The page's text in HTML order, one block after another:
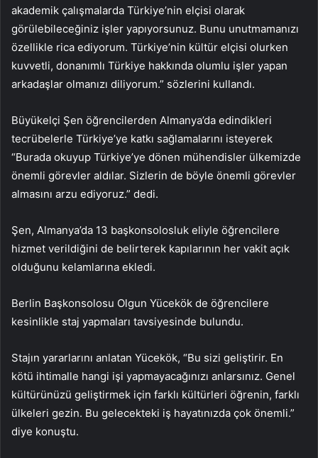
akademik çalışmalarda Türkiye’nin elçisi olarak
görülebileceğiniz işler yapıyorsunuz. Bunu unutmamanızı
özellikle rica ediyorum. Türkiye’nin kültür elçisi olurken
kuvvetli, donanımlı Türkiye hakkında olumlu işler yapan
arkadaşlar olmanızı diliyorum.” sözlerini kullandı.
Büyükelçi Şen öğrencilerden Almanya’da edindikleri
tecrübelerle Türkiye’ye katkı sağlamalarını isteyerek
“Burada okuyup Türkiye’ye dönen mühendisler ülkemizde
önemli görevler aldılar. Sizlerin de böyle önemli görevler
almasını arzu ediyoruz.” dedi.
Şen, Almanya’da 13 başkonsolosluk eliyle öğrencilere
hizmet verildiğini de belirterek kapılarının her vakit açık
olduğunu kelamlarına ekledi.
Berlin Başkonsolosu Olgun Yücekök de öğrencilere
kesinlikle staj yapmaları tavsiyesinde bulundu.
Stajın yararlarını anlatan Yücekök, “Bu sizi geliştirir. En
kötü ihtimalle hangi işi yapmayacağınızı anlarsınız. Genel
kültürünüzü geliştirmek için farklı kültürleri öğrenin, farklı
ülkeleri gezin. Bu gelecekteki iş hayatınızda çok önemli.”
diye konuştu.